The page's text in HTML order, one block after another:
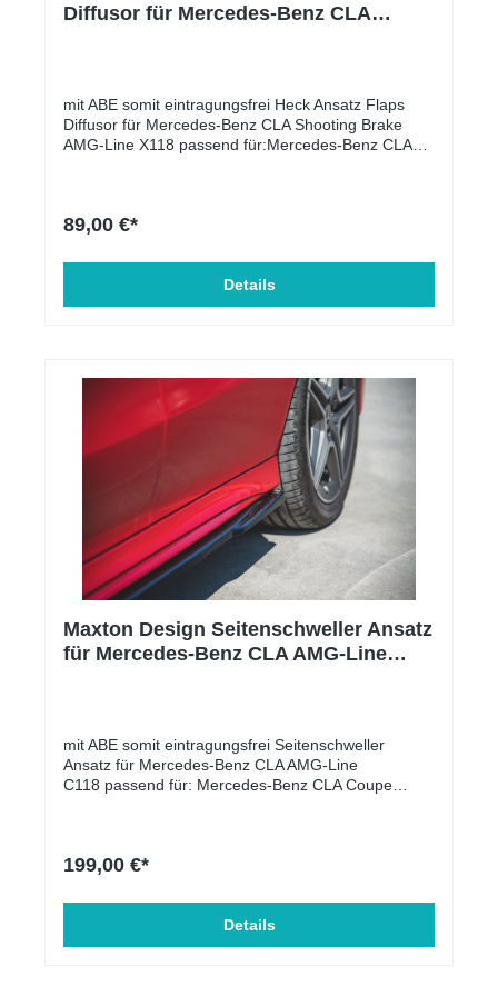
Diffusor für Mercedes-Benz CLA
mit ABE somit eintragungsfrei Heck Ansatz Flaps
Diffusor für Mercedes-Benz CLA Shooting Brake
AMG-Line X118 passend für:Mercedes-Benz CLA
89,00 €*
Details
Maxton Design Seitenschweller Ansatz
für Mercedes-Benz CLA AMG-Line
mit ABE somit eintragungsfrei Seitenschweller
Ansatz für Mercedes-Benz CLA AMG-Line
C118 passend für: Mercedes-Benz CLA Coupe
ABS-Kunststoff
199,00 €*
Details